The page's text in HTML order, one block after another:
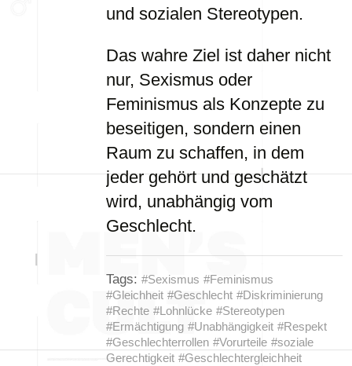
und sozialen Stereotypen.
Das wahre Ziel ist daher nicht
nur, Sexismus oder
Feminismus als Konzepte zu
beseitigen, sondern einen
Raum zu schaffen, in dem
jeder gehört und geschätzt
wird, unabhängig vom
Geschlecht.
Tags: #Sexismus #Feminismus
#Gleichheit #Geschlecht #Diskriminierung
#Rechte #Lohnlücke #Stereotypen
#Ermächtigung #Unabhängigkeit #Respekt
#Geschlechterrollen #Vorurteile #soziale
Gerechtigkeit #Geschlechtergleichheit